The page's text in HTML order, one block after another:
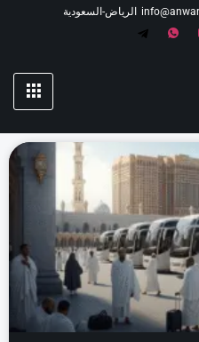
الرياض-السعودية